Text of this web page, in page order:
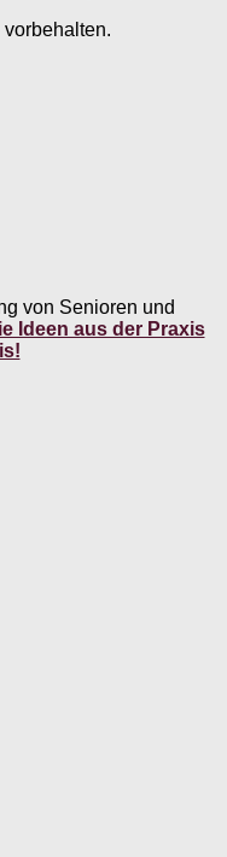
von Senioren und
Ideen aus der Praxis